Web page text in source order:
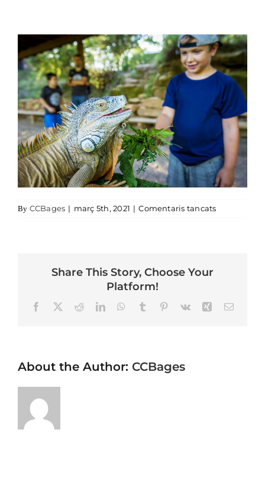
By CCBages | març 5th, 2021 | Comentaris tancatsa Activitats
Share This Story, Choose Your
Platform!
FacebookRedditLinkedInWhatsApp
TumblrPinterest
Vk XingEmail
About the Author: CCBages